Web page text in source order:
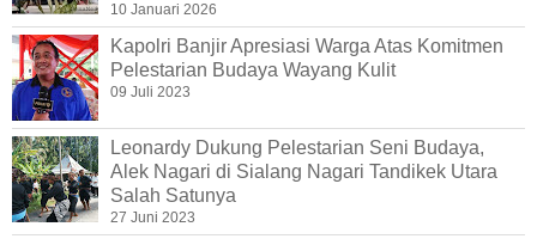
10 Januari 2026
Kapolri Banjir Apresiasi Warga Atas Komitmen
Pelestarian Budaya Wayang Kulit
09 Juli 2023
Leonardy Dukung Pelestarian Seni Budaya,
Alek Nagari di Sialang Nagari Tandikek Utara
Salah Satunya
27 Juni 2023